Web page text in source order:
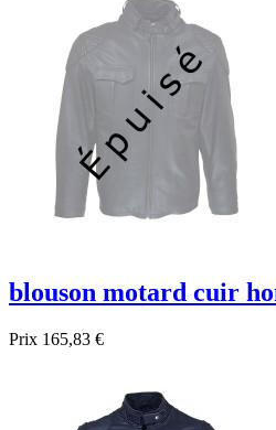
blouson motard cuir
Prix 165,83 €